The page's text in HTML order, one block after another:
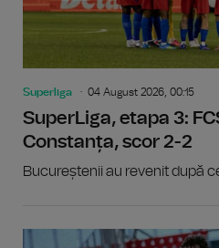
Superliga 04 August 2026, 00:15
SuperLiga, etapa 3:
Constanța, scor 2-2
Bucureștenii au revenit după